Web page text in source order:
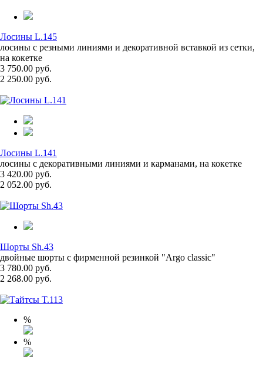
Лосины L.145
лосины с резными линиями и декоративной вставкой из сетки,
на кокетке
3 750.00 руб.
2 250.00 руб.
Лосины L.141
лосины с декоративными линиями и карманами, на кокетке
3 420.00 руб.
2 052.00 руб.
Шорты Sh.43
двойные шорты с фирменной резинкой "Argo classic"
3 780.00 руб.
2 268.00 руб.
%
%